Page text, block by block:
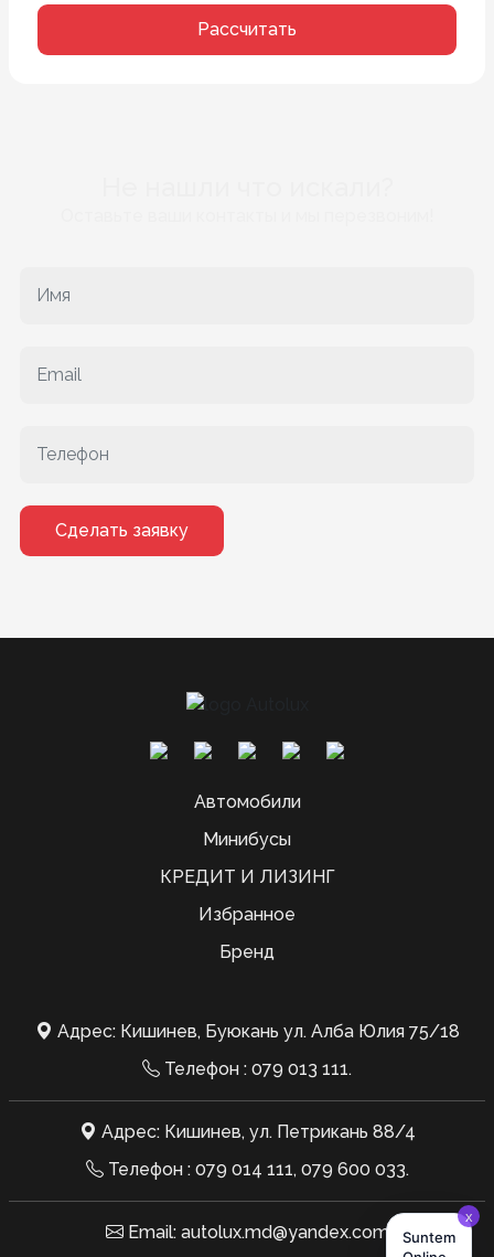
Рассчитать
Сделать заявку
Автомобили
Минибусы
КРЕДИТ И ЛИЗИНГ
Избранное
Бренд
Адрес: Кишинев, Буюкань ул. Алба Юлия 75/18
Телефон : 079 013 111.
Адрес: Кишинев, ул. Петрикань 88/4
Телефон : 079 014 111, 079 600 033.
Email: autolux.md@yandex.com